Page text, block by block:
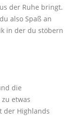
der Ruhe bringt.
also Spaß an
in der du stöbern
die
etwas
der Highlands